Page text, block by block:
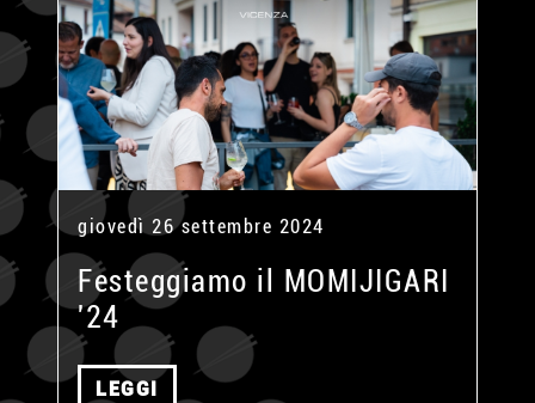
giovedì 26 settembre 2024
Festeggiamo il MOMIJIGARI
'24
LEGGI